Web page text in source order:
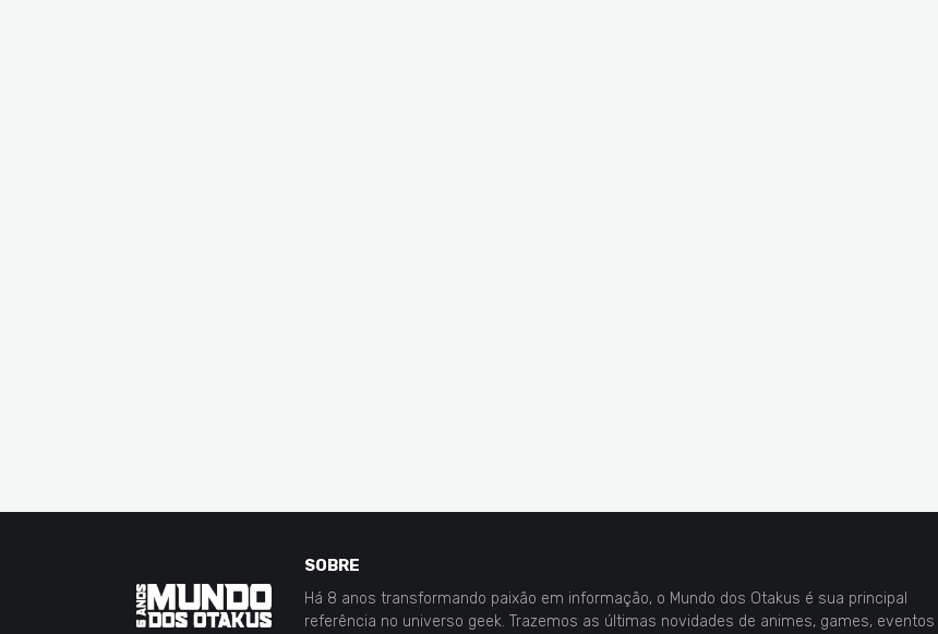
SOBRE
Há 8 anos transformando paixão em informação, o Mundo dos Otakus é sua principal
referência no universo geek. Trazemos as últimas novidades de animes, games, eventos